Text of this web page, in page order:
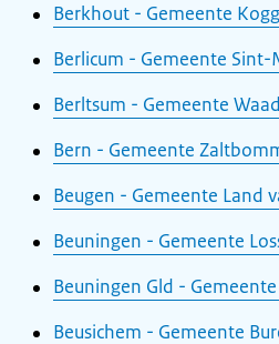
Berkhout - Gemeente
Berlicum - Gemeente Sint-
Berltsum - Gemeente
Bern - Gemeente
Beugen - Gemeente Land
Beuningen - Gemeente
Beuningen Gld -
Beusichem - Gemeente